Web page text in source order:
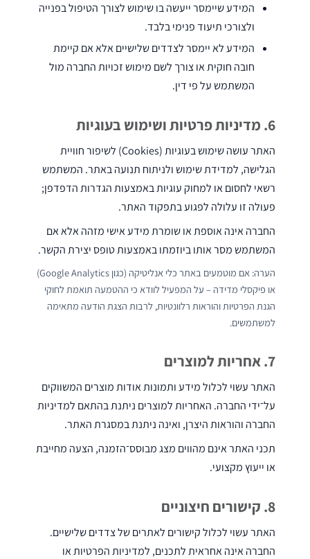
אביזרים
מערכות
שטיפה
אוטומטיות
חביות
ומכלים
מכונות
המידע שיימסר ייעשה בו שימוש לצורך הטיפול בפנייה
ולצורכי תיעוד פנימי בלבד.
המידע לא יימסר לצדדים שלישיים אלא אם קיימת
חובה חוקית או צורך לשם מימוש זכויות החברה מול
המשתמש על פי דין.
6. מדיניות פרטיות ושימוש בעוגיות
האתר עושה שימוש בעוגיות (Cookies) לשיפור חוויית
הגלישה, למדידת שימוש ולניתוח תנועה באתר. המשתמש
רשאי לחסום או למחוק עוגיות באמצעות הגדרות הדפדפן;
פעולה זו עלולה לפגוע בתפקוד האתר.
החברה אינה אוספת או שומרת מידע אישי מזהה אלא אם
המשתמש מסר אותו ביוזמתו באמצעות טופס יצירת הקשר.
הערה: אם מוטמעים באתר כלי אנליטיקה (כגון Google Analytics)
או פיקסלי מדידה – על המפעיל לוודא כי ההטמעה תואמת לחוקי
הגנת הפרטיות והוראות רלוונטיות, לרבות הצגת הודעה מתאימה
למשתמשים.
7. אחריות למוצרים
האתר עשוי לכלול מידע ותמונות אודות מוצרים המשווקים
על־ידי החברה. האחריות למוצרים ניתנת בהתאם למדיניות
החברה והוראות היצרן, ואינה ניתנת במסגרת האתר.
תכני האתר אינם מהווים מצג מבוסס־הזמנה, הצעה מחייבת
או ייעוץ מקצועי.
8. קישורים חיצוניים
האתר עשוי לכלול קישורים לאתרים של צדדים שלישיים.
החברה אינה אחראית לתכנים, למדיניות הפרטיות או